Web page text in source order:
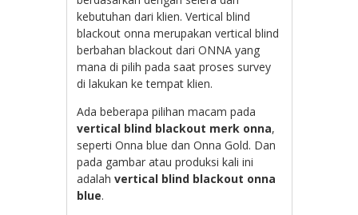
kebutuhan dari klien. Vertical blind
blackout onna merupakan vertical blind
berbahan blackout dari ONNA yang
mana di pilih pada saat proses survey
di lakukan ke tempat klien.
Ada beberapa pilihan macam pada
vertical blind blackout merk onna,
seperti Onna blue dan Onna Gold. Dan
pada gambar atau produksi kali ini
adalahvertical blind blackout onna
blue.